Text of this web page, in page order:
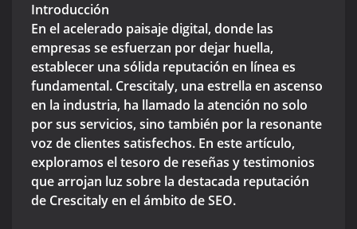
Introducción
En el acelerado paisaje digital, donde las
empresas se esfuerzan por dejar huella,
establecer una sólida reputación en línea es
fundamental. Crescitaly, una estrella en ascenso
en la industria, ha llamado la atención no solo
por sus servicios, sino también por la resonante
voz de clientes satisfechos. En este artículo,
exploramos el tesoro de reseñas y testimonios
que arrojan luz sobre la destacada reputación
de Crescitaly en el ámbito de SEO.